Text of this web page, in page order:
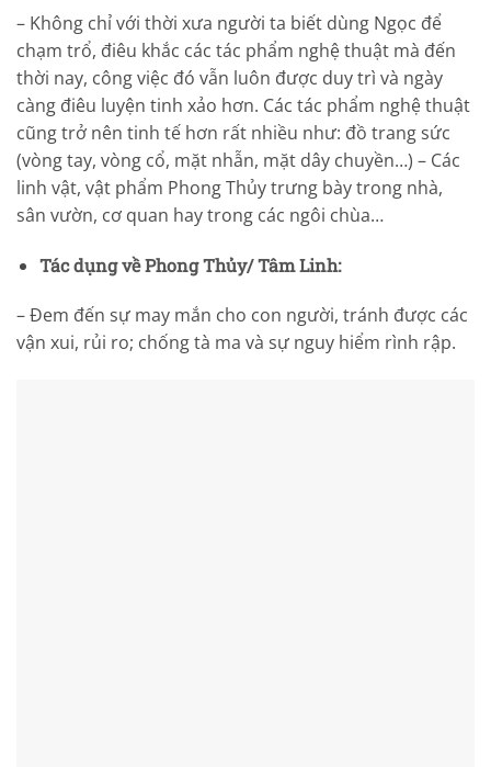
– Không chỉ với thời xưa người ta biết dùng Ngọc để
chạm trổ, điêu khắc các tác phẩm nghệ thuật mà đến
thời nay, công việc đó vẫn luôn được duy trì và ngày
càng điêu luyện tinh xảo hơn. Các tác phẩm nghệ thuật
cũng trở nên tinh tế hơn rất nhiều như: đồ trang sức
(vòng tay, vòng cổ, mặt nhẫn, mặt dây chuyền…) – Các
linh vật, vật phẩm Phong Thủy trưng bày trong nhà,
sân vườn, cơ quan hay trong các ngôi chùa…
Tác dụng về Phong Thủy/ Tâm Linh:
– Đem đến sự may mắn cho con người, tránh được các
vận xui, rủi ro; chống tà ma và sự nguy hiểm rình rập.